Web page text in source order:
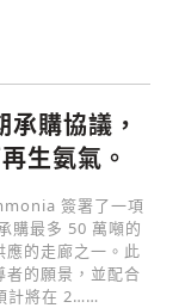
購協議，
生氨氣。
簽署了一項
購最多 50 萬噸的
的走廊之一。此
者的願景，並配合
計將在 2……